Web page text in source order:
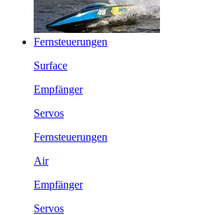
Fernsteuerungen
Surface
Empfänger
Servos
Fernsteuerungen
Air
Empfänger
Servos